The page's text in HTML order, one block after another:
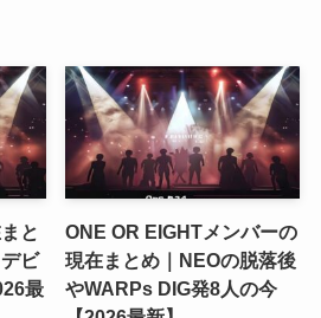
と
ビ
最
ONE OR EIGHTメンバーの
現在まとめ｜NEOの脱落後
やWARPs DIG発8人の今